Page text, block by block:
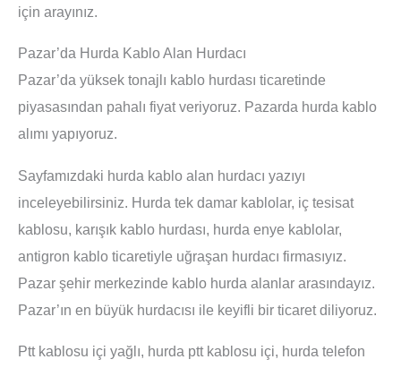
için arayınız.
Pazar’da Hurda Kablo Alan Hurdacı
Pazar’da yüksek tonajlı kablo hurdası ticaretinde
piyasasından pahalı fiyat veriyoruz. Pazarda hurda kablo
alımı yapıyoruz.
Sayfamızdaki hurda kablo alan hurdacı yazıyı
inceleyebilirsiniz. Hurda tek damar kablolar, iç tesisat
kablosu, karışık kablo hurdası, hurda enye kablolar,
antigron kablo ticaretiyle uğraşan hurdacı firmasıyız.
Pazar şehir merkezinde kablo hurda alanlar arasındayız.
Pazar’ın en büyük hurdacısı ile keyifli bir ticaret diliyoruz.
Ptt kablosu içi yağlı, hurda ptt kablosu içi, hurda telefon